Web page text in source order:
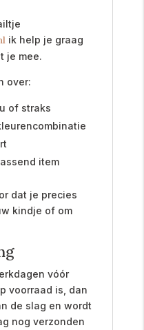
ik help je graag
je mee.
over:
of straks
item
dat je precies
kindje of om
vóór
voorraad is, dan
de slag en wordt
nog verzonden